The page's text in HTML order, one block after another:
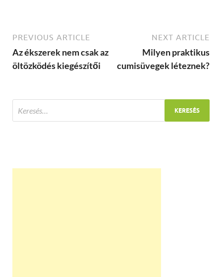
PREVIOUS ARTICLE
Az ékszerek nem csak az
öltözködés kiegészítői
NEXT ARTICLE
Milyen praktikus
cumisüvegek léteznek?